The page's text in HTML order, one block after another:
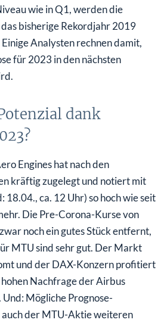
wie in Q1, werden die
bisherige Rekordjahr 2019
Analysten rechnen damit,
für 2023 in den nächsten
dank
Engines hat nach den
kräftig zugelegt und notiert mit
18.04., ca. 12 Uhr) so hoch wie seit
Die Pre-Corona-Kurse von
noch ein gutes Stück entfernt,
MTU sind sehr gut. Der Markt
und der DAX-Konzern profitiert
Nachfrage der Airbus
Mögliche Prognose-
der MTU-Aktie weiteren